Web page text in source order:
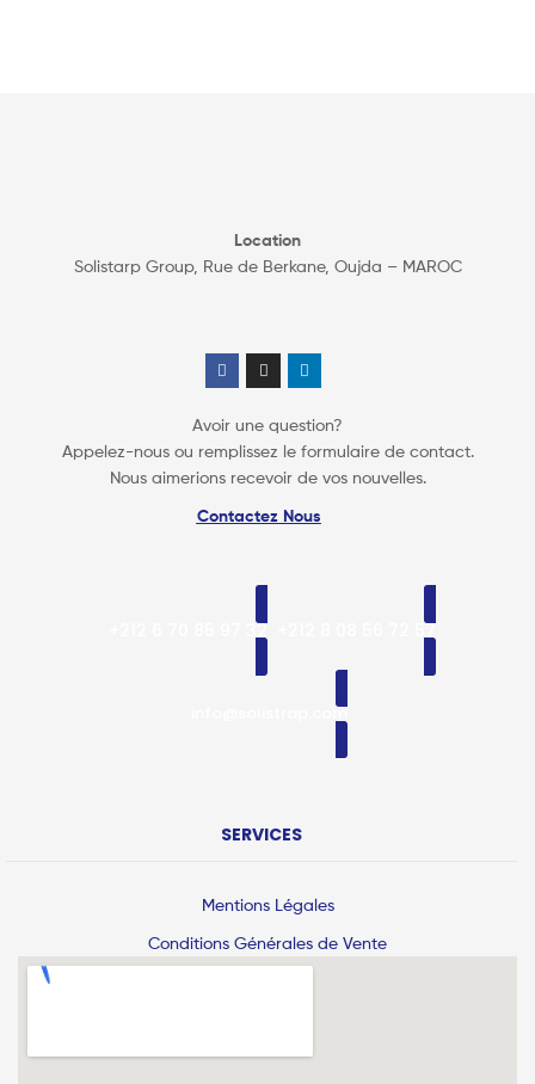
Location
Solistarp Group, Rue de Berkane, Oujda – MAROC
Avoir une question?
Appelez-nous ou remplissez le formulaire de contact.
Nous aimerions recevoir de vos nouvelles.
Contactez Nous
+212 6 70 85 97 32 +212 8 08 56 72 57
info@solistrap.com
SERVICES
Mentions Légales
Conditions Générales de Vente